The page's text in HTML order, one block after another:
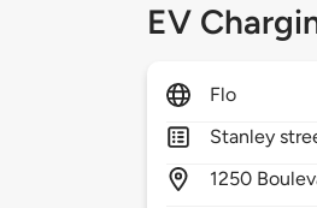
EV
Flo
Stanley
1250